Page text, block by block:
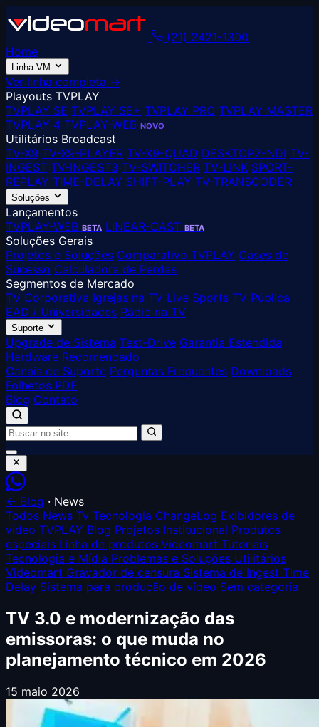
(21) 2421-1300
Home
Linha VM
Ver linha completa →
Playouts TVPLAY
TVPLAY SE TVPLAY SE+ TVPLAY PRO TVPLAY MASTER
TVPLAY 4 TVPLAY-WEB NOVO
Utilitários Broadcast
TV-X9 TV-X9-PLAYER TV-X9-QUAD DESKTOP2-NDI TV-
INGEST TV-INGEST3 TV-SWITCHER TV-LINK SPORT-
REPLAY TIME-DELAY SHIFT-PLAY TV-TRANSCODER
Soluções
Lançamentos
TVPLAY-WEB BETA LINEAR-CAST BETA
Soluções Gerais
Projetos e Soluções Comparativo TVPLAY Cases de
Sucesso Calculadora de Perdas
Segmentos de Mercado
TV Corporativa Igrejas na TV Live Sports TV Pública
EAD / Universidades Rádio na TV
Suporte
Upgrade de Sistema Test-Drive Garantia Estendida
Hardware Recomendado
Canais de Suporte Perguntas Frequentes Downloads
Folhetos PDF
Blog Contato
← Blog · News
Todos News Tv Tecnologia ChangeLog Exibidores de
vídeo TVPLAY Blog Projetos Institucional Produtos
especiais Linha de produtos Videomart Tutoriais
Tecnologia e Mídia Problemas e Soluções Utilitários
Videomart Gravador de censura Sistema de Ingest Time
Delay Sistema para produção de vídeo Sem categoria
TV 3.0 e modernização das
emissoras: o que muda no
planejamento técnico em 2026
15 maio 2026